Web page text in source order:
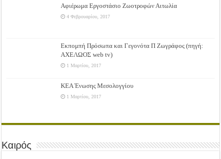
Αφιέρωμα Εργοστάσιο Ζωοτροφών Αιτωλία
4 Φεβρουαρίου, 2017
Εκπομπή Πρόσωπα και Γεγονότα Π Ζωγράφος (πηγή:
ΑΧΕΛΩΟΣ web tv)
1 Μαρτίου, 2017
ΚΕΑ Ένωσης Μεσολογγίου
1 Μαρτίου, 2017
Καιρός